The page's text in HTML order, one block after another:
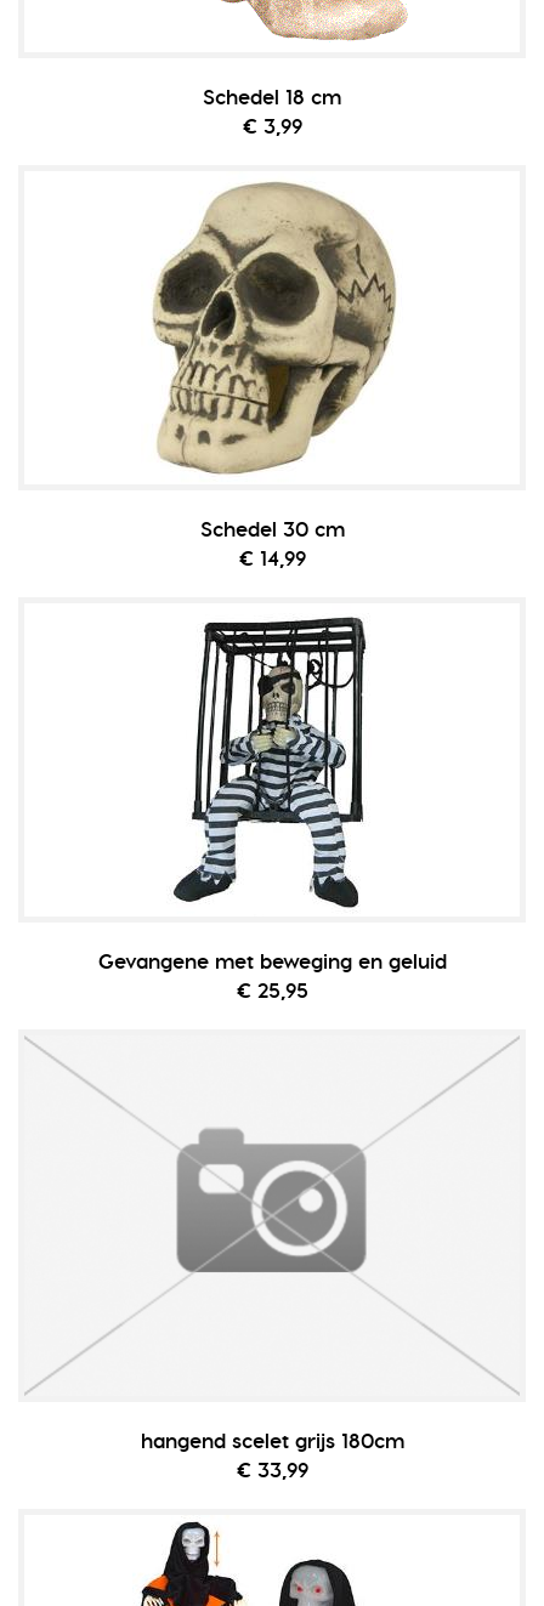
Schedel 18 cm
€ 3,99
Schedel 30 cm
€ 14,99
Gevangene met beweging en geluid
€ 25,95
hangend scelet grijs 180cm
€ 33,99